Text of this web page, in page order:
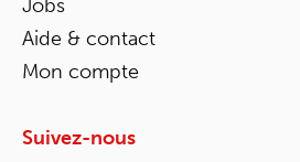
Jobs
Aide & contact
Mon compte
Suivez-nous